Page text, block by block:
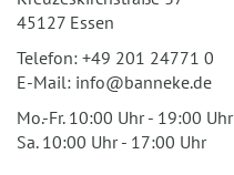
45127 Essen
Telefon: +49 201 24771 0
E-Mail: info@banneke.de
Mo.-Fr. 10:00 Uhr - 19:00 Uhr
Sa. 10:00 Uhr - 17:00 Uhr